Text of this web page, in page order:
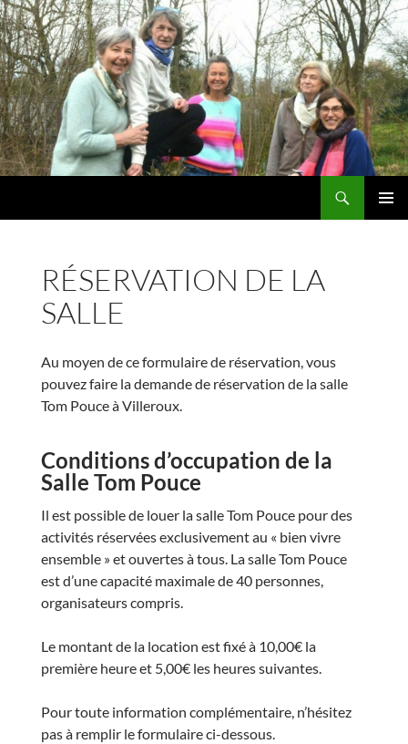
RÉSERVATION DE LA
SALLE
Au moyen de ce formulaire de réservation, vous
pouvez faire la demande de réservation de la salle
Tom Pouce à Villeroux.
Conditions d’occupation de la
Salle Tom Pouce
Il est possible de louer la salle Tom Pouce pour des
activités réservées exclusivement au « bien vivre
ensemble » et ouvertes à tous. La salle Tom Pouce
est d’une capacité maximale de 40 personnes,
organisateurs compris.
Le montant de la location est fixé à 10,00€ la
première heure et 5,00€ les heures suivantes.
Pour toute information complémentaire, n’hésitez
pas à remplir le formulaire ci-dessous.